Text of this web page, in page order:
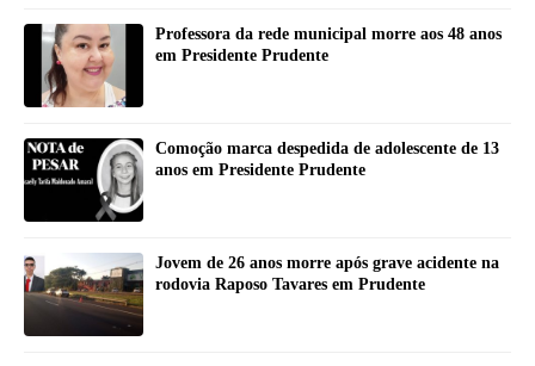
Professora da rede municipal morre aos 48 anos
em Presidente Prudente
Comoção marca despedida de adolescente de 13
anos em Presidente Prudente
Jovem de 26 anos morre após grave acidente na
rodovia Raposo Tavares em Prudente